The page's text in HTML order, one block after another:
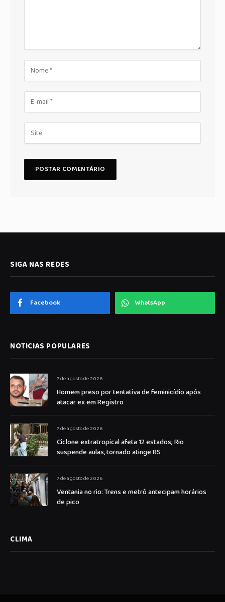
SIGA NAS REDES
Facebook WhatsApp
NOTICIAS POPULARES
7 de agosto de 2026
Homem preso por tentativa de feminicídio após
atacar ex em Registro
7 de agosto de 2026
Ciclone extratropical afeta 12 estados; Rio
suspende aulas, tornado atinge RS
7 de agosto de 2026
Ventania no rio: Trens e metrô antecipam horários
de pico
CLIMA